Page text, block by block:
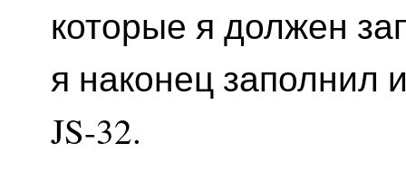
которые я должен
я наконец заполнил
JS-32.